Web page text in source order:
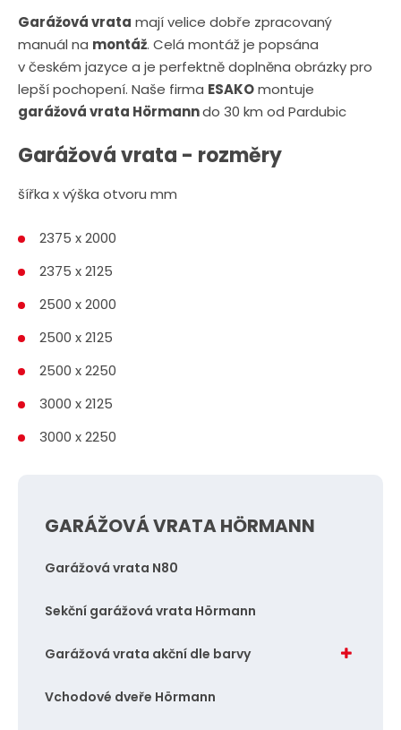
Garážová vrata mají velice dobře zpracovaný
manuál na montáž. Celá montáž je popsána
v českém jazyce a je perfektně doplněna obrázky pro
lepší pochopení. Naše firma ESAKOmontuje
garážová vrata Hörmanndo 30 km od Pardubic
Garážová vrata - rozměry
šířka x výška otvoru mm
2375 x 2000
2375 x 2125
2500 x 2000
2500 x 2125
2500 x 2250
3000 x 2125
3000 x 2250
GARÁŽOVÁ VRATA HÖRMANN
Garážová vrata N80
Sekční garážová vrata Hörmann
Garážová vrata akční dle barvy
Vchodové dveře Hörmann